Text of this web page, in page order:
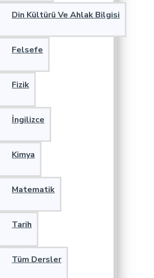
Din Kültürü Ve Ahlak Bilgisi
Felsefe
Fizik
İngilizce
Kimya
Matematik
Tarih
Tüm Dersler